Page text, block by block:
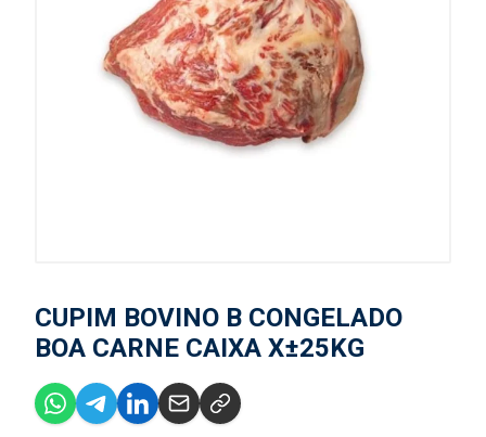
CUPIM BOVINO B CONGELADO
BOA CARNE CAIXA X±25KG